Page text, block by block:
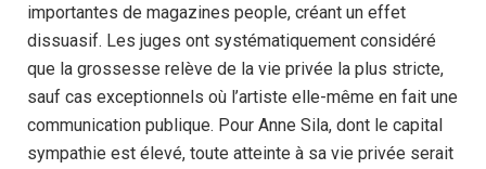
importantes de magazines people, créant un effet
dissuasif. Les juges ont systématiquement considéré
que la grossesse relève de la vie privée la plus stricte,
sauf cas exceptionnels où l’artiste elle-même en fait une
communication publique. Pour Anne Sila, dont le capital
sympathie est élevé, toute atteinte à sa vie privée serait